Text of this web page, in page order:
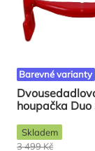
Barevné varianty
houpačka
3 499 Kč
Skladem